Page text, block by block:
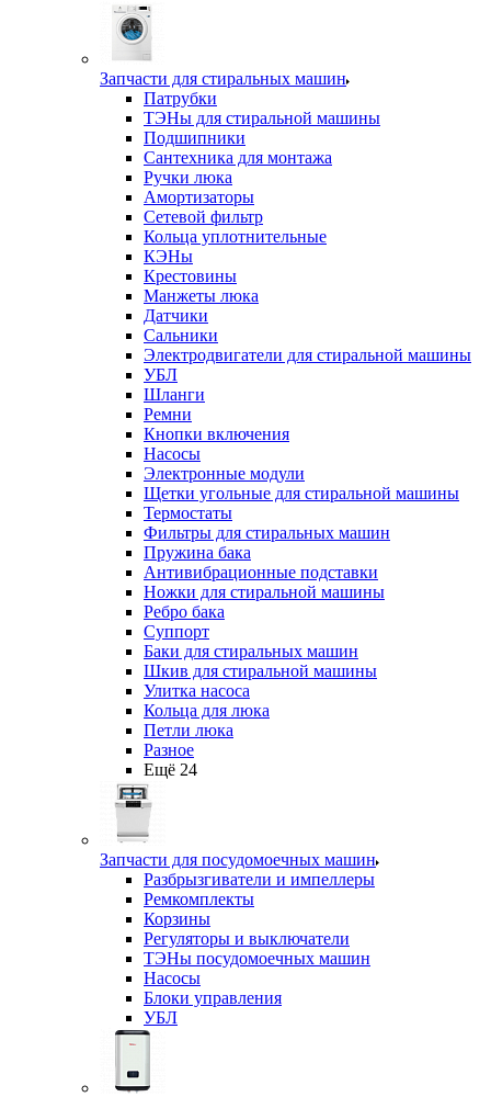
Запчасти для стиральных машин
Патрубки
ТЭНы для стиральной машины
Подшипники
Сантехника для монтажа
Ручки люка
Амортизаторы
Сетевой фильтр
Кольца уплотнительные
КЭНы
Крестовины
Манжеты люка
Датчики
Сальники
Электродвигатели для стиральной машины
УБЛ
Шланги
Ремни
Кнопки включения
Насосы
Электронные модули
Щетки угольные для стиральной машины
Термостаты
Фильтры для стиральных машин
Пружина бака
Антивибрационные подставки
Ножки для стиральной машины
Ребро бака
Суппорт
Баки для стиральных машин
Шкив для стиральной машины
Улитка насоса
Кольца для люка
Петли люка
Разное
Ещё 24
Запчасти для посудомоечных машин
Разбрызгиватели и импеллеры
Ремкомплекты
Корзины
Регуляторы и выключатели
ТЭНы посудомоечных машин
Насосы
Блоки управления
УБЛ